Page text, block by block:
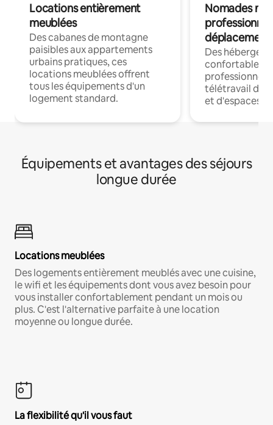
Locations entièrement
meublées
Des cabanes de montagne
paisibles aux appartements
urbains pratiques, ces
locations meublées offrent
tous les équipements d'un
logement standard.
Nomades
déplacement
Des
confortables
professionnels
télétravail
et d'espaces
Équipements et avantages des séjours
longue durée
Locations meublées
Des logements entièrement meublés avec une cuisine,
le wifi et les équipements dont vous avez besoin pour
vous installer confortablement pendant un mois ou
plus. C'est l'alternative parfaite à une location
moyenne ou longue durée.
La flexibilité qu'il vous faut